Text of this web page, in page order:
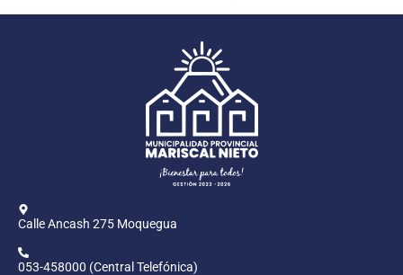
Calle Ancash 275 Moquegua
053-458000 (Central Telefónica)